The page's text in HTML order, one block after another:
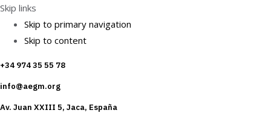
Skip links
Skip to primary navigation
Skip to content
+34 974 35 55 78
info@aegm.org
Av. Juan XXIII 5, Jaca, España